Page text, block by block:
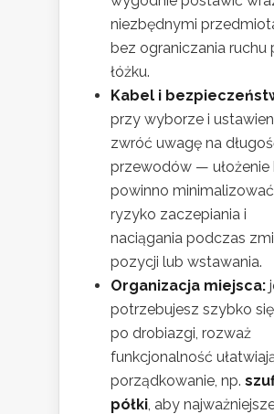
niezbędnymi
bez ograniczania ruchu
łóżku.
Kabel i
przy wyborze i
zwróć uwagę na
przewodów — ułożenie
powinno minimalizować
ryzyko zaczepiania i
naciągania podczas
pozycji lub wstawania.
Organizacja miejsca:
potrzebujesz szybko
po drobiazgi, rozważ
funkcjonalność
porządkowanie, np.
półki, aby